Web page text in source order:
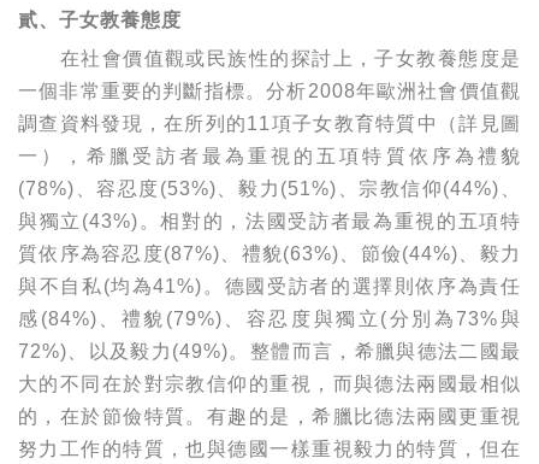
貳、子女教養態度
在社會價值觀或民族性的探討上，子女教養態度是
一個非常重要的判斷指標。分析2008年歐洲社會價值觀
調查資料發現，在所列的11項子女教育特質中（詳見圖
一），希臘受訪者最為重視的五項特質依序為禮貌
(78%)、容忍度(53%)、毅力(51%)、宗教信仰(44%)、
與獨立(43%)。相對的，法國受訪者最為重視的五項特
質依序為容忍度(87%)、禮貌(63%)、節儉(44%)、毅力
與不自私(均為41%)。德國受訪者的選擇則依序為責任
感(84%)、禮貌(79%)、容忍度與獨立(分別為73%與
72%)、以及毅力(49%)。整體而言，希臘與德法二國最
大的不同在於對宗教信仰的重視，而與德法兩國最相似
的，在於節儉特質。有趣的是，希臘比德法兩國更重視
努力工作的特質，也與德國一樣重視毅力的特質，但在